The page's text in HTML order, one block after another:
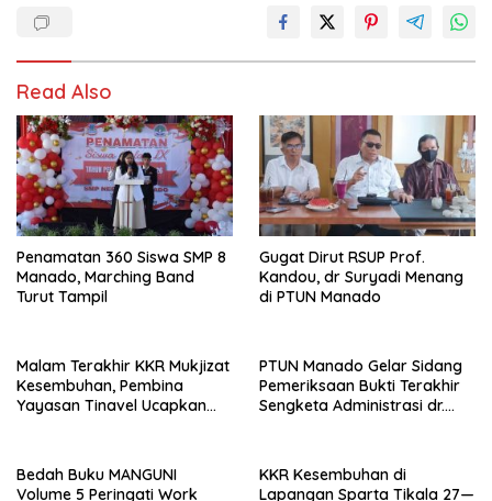
Read Also
Penamatan 360 Siswa SMP 8
Manado, Marching Band
Turut Tampil
Gugat Dirut RSUP Prof.
Kandou, dr Suryadi Menang
di PTUN Manado
Malam Terakhir KKR Mukjizat
Kesembuhan, Pembina
Yayasan Tinavel Ucapkan
PTUN Manado Gelar Sidang
Pemeriksaan Bukti Terakhir
Sengketa Administrasi dr.
Bedah Buku MANGUNI
Volume 5 Peringati Work
KKR Kesembuhan di
Lapangan Sparta Tikala 27—